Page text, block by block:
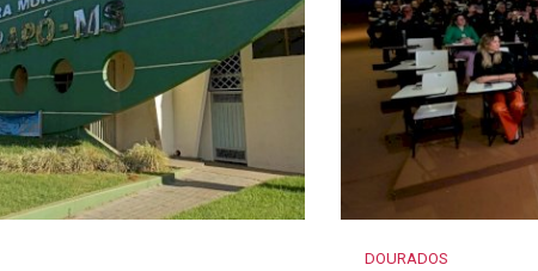
DOURADOS